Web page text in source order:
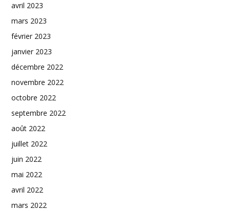
avril 2023
mars 2023
février 2023
janvier 2023
décembre 2022
novembre 2022
octobre 2022
septembre 2022
août 2022
juillet 2022
juin 2022
mai 2022
avril 2022
mars 2022